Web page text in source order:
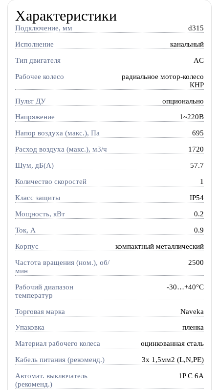
Характеристики
Подключение, мм d315
Исполнение канальный
Тип двигателя AC
Рабочее колесо
радиальное мотор-колесо
КНР
Пульт ДУ опционально
Напряжение 1~220В
Напор воздуха (макс.), Па 695
Расход воздуха (макс.), м3/ч 1720
Шум, дБ(А) 57.7
Количество скоростей 1
Класс защиты IP54
Мощность, кВт 0.2
Ток, A 0.9
Корпус компактный металлический
Частота вращения (ном.), об/
мин
2500
Рабочий диапазон
температур
-30…+40°C
Торговая марка Naveka
Упаковка пленка
Материал рабочего колеса оцинкованная сталь
Кабель питания (рекоменд.) 3х 1,5мм2 (L,N,PE)
Автомат. выключатель
(рекоменд.)
1P C 6A